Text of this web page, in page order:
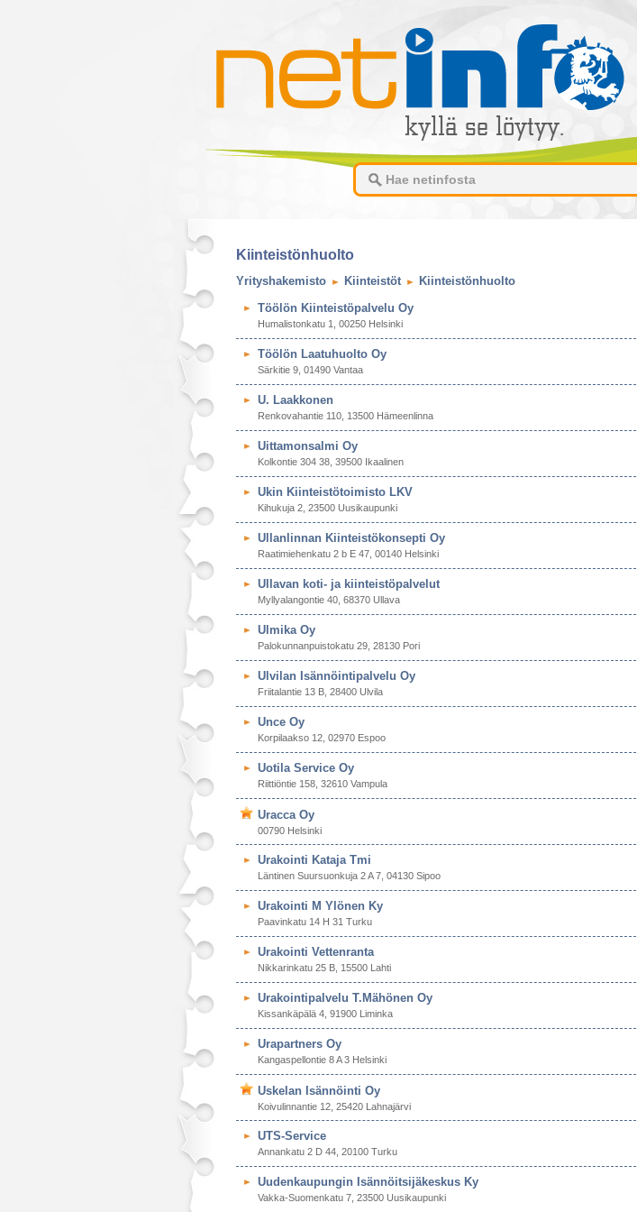
Kiinteistönhuolto
Yrityshakemisto
Kiinteistöt
Kiinteistönhuolto
Töölön Kiinteistöpalvelu Oy
Humalistonkatu 1, 00250 Helsinki
Töölön Laatuhuolto Oy
Särkitie 9, 01490 Vantaa
U. Laakkonen
Renkovahantie 110, 13500 Hämeenlinna
Uittamonsalmi Oy
Kolkontie 304 38, 39500 Ikaalinen
Ukin Kiinteistötoimisto LKV
Kihukuja 2, 23500 Uusikaupunki
Ullanlinnan Kiinteistökonsepti Oy
Raatimiehenkatu 2 b E 47, 00140 Helsinki
Ullavan koti- ja kiinteistöpalvelut
Myllyalangontie 40, 68370 Ullava
Ulmika Oy
Palokunnanpuistokatu 29, 28130 Pori
Ulvilan Isännöintipalvelu Oy
Friitalantie 13 B, 28400 Ulvila
Unce Oy
Korpilaakso 12, 02970 Espoo
Uotila Service Oy
Riittiöntie 158, 32610 Vampula
Uracca Oy
00790 Helsinki
Urakointi Kataja Tmi
Läntinen Suursuonkuja 2 A 7, 04130 Sipoo
Urakointi M Ylönen Ky
Paavinkatu 14 H 31 Turku
Urakointi Vettenranta
Nikkarinkatu 25 B, 15500 Lahti
Urakointipalvelu T.Mähönen Oy
Kissankäpälä 4, 91900 Liminka
Urapartners Oy
Kangaspellontie 8 A 3 Helsinki
Uskelan Isännöinti Oy
Koivulinnantie 12, 25420 Lahnajärvi
UTS-Service
Annankatu 2 D 44, 20100 Turku
Uudenkaupungin Isännöitsijäkeskus Ky
Vakka-Suomenkatu 7, 23500 Uusikaupunki